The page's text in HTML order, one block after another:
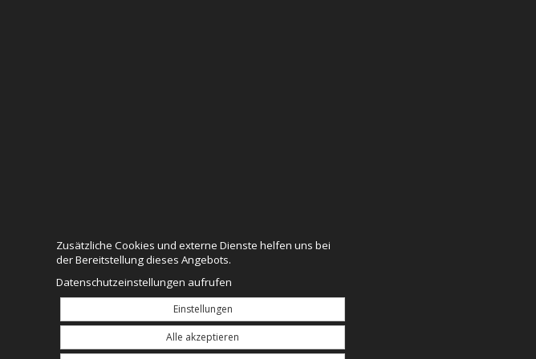
Zusätzliche Cookies und externe Dienste helfen uns bei
der Bereitstellung dieses Angebots.
Datenschutzeinstellungen aufrufen
Einstellungen
Alle akzeptieren